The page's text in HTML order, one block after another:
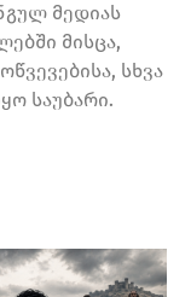
მედიას
მისცა,
სხვა
საუბარი.